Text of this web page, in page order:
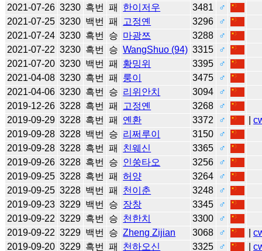
2021-07-26 3230 흑번 패 한이저우 3481
♂
2021-07-25 3230 백번 패 고정옌 3296
♂
2021-07-24 3230 흑번 승 마광쯔 3288
♂
2021-07-22 3230 흑번 승 WangShuo (94) 3315
♂
2021-07-20 3230 백번 패 황밍위 3395
♂
2021-04-08 3230 흑번 패 룽이 3475
♂
2021-04-06 3230 흑번 승 리위안치 3094
♂
2019-12-26 3228 흑번 패 고정옌 3268
♂
2019-09-29 3228 흑번 패 옌환 3372 ♂ |
2019-09-28 3228 백번 승 리쩌루이 3150
♂
2019-09-28 3228 흑번 패 친웨신 3365
♂
2019-09-26 3228 흑번 승 인쑹타오 3256
♂
2019-09-25 3228 흑번 패 허양 3264
♂
2019-09-25 3228 백번 패 천이춘 3248
♂
2019-09-23 3229 백번 승 장창 3345
♂
2019-09-22 3229 흑번 승 천한치 3300
♂
2019-09-22 3229 백번 승 Zheng Zijian 3068 ♂ |
2019-09-20 3229 흑번 패 천하오신 3325 ♂ |